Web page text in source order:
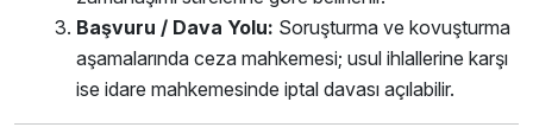
Başvuru / Dava Yolu: Soruşturma ve kovuşturma
aşamalarında ceza mahkemesi; usul ihlallerine karşı
ise idare mahkemesinde iptal davası açılabilir.